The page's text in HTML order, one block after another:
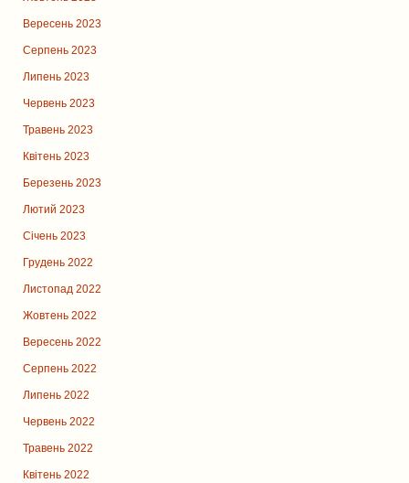
Вересень 2023
Серпень 2023
Липень 2023
Червень 2023
Травень 2023
Квітень 2023
Березень 2023
Лютий 2023
Січень 2023
Грудень 2022
Листопад 2022
Жовтень 2022
Вересень 2022
Серпень 2022
Липень 2022
Червень 2022
Травень 2022
Квітень 2022